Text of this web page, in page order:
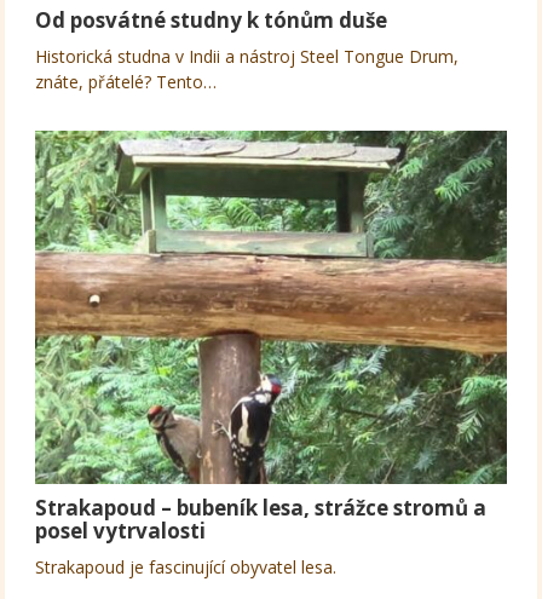
Od posvátné studny k tónům duše
Historická studna v Indii a nástroj Steel Tongue Drum,
znáte, přátelé? Tento…
Strakapoud – bubeník lesa, strážce stromů a
posel vytrvalosti
Strakapoud je fascinující obyvatel lesa.